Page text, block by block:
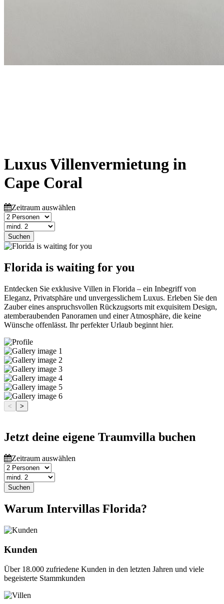
Luxus Villenvermietung in
Cape Coral
Zeitraum auswählen
Suchen
Florida is waiting for you
Entdecken Sie exklusive Villen in Florida – ein Inbegriff von
Eleganz, Privatsphäre und unvergesslichem Luxus. Erleben Sie den
Zauber eines anspruchsvollen Rückzugsorts mit exquisitem Design,
atemberaubenden Panoramen und einer Atmosphäre, die keine
Wünsche offenlässt. Ihr perfekter Urlaub beginnt hier.
< >
Jetzt deine eigene Traumvilla buchen
Zeitraum auswählen
Suchen
Warum Intervillas Florida?
Kunden
Über 18.000 zufriedene Kunden in den letzten Jahren und viele
begeisterte Stammkunden